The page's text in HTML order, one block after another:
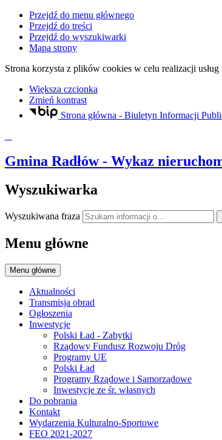
Przejdź do menu głównego
Przejdź do treści
Przejdź do wyszukiwarki
Mapa strony
Strona korzysta z plików cookies w celu realizacji
Większa czcionka
Zmień kontrast
Strona główna - Biuletyn Informacji
Gmina Radłów- Wykaz
Wyszukiwarka
Wyszukiwana fraza
Menu główne
Menu główne
Aktualności
Transmisja obrad
Ogłoszenia
Inwestycje
Polski Ład - Zabytki
Rządowy Fundusz Rozwoju Dróg
Programy UE
Polski Ład
Programy Rządowe i Samorządowe
Inwestycje ze śr. własnych
Do pobrania
Kontakt
Wydarzenia Kulturalno-Sportowe
FEO 2021-2027